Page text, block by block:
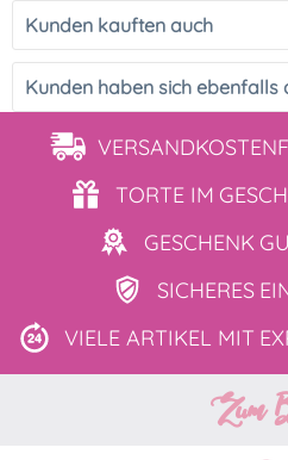
Kunden kauften auch
Kunden haben sich ebenfalls
TORTE IM
GESCHENK
SICHERES
VIELE ARTIKEL MIT
Zum